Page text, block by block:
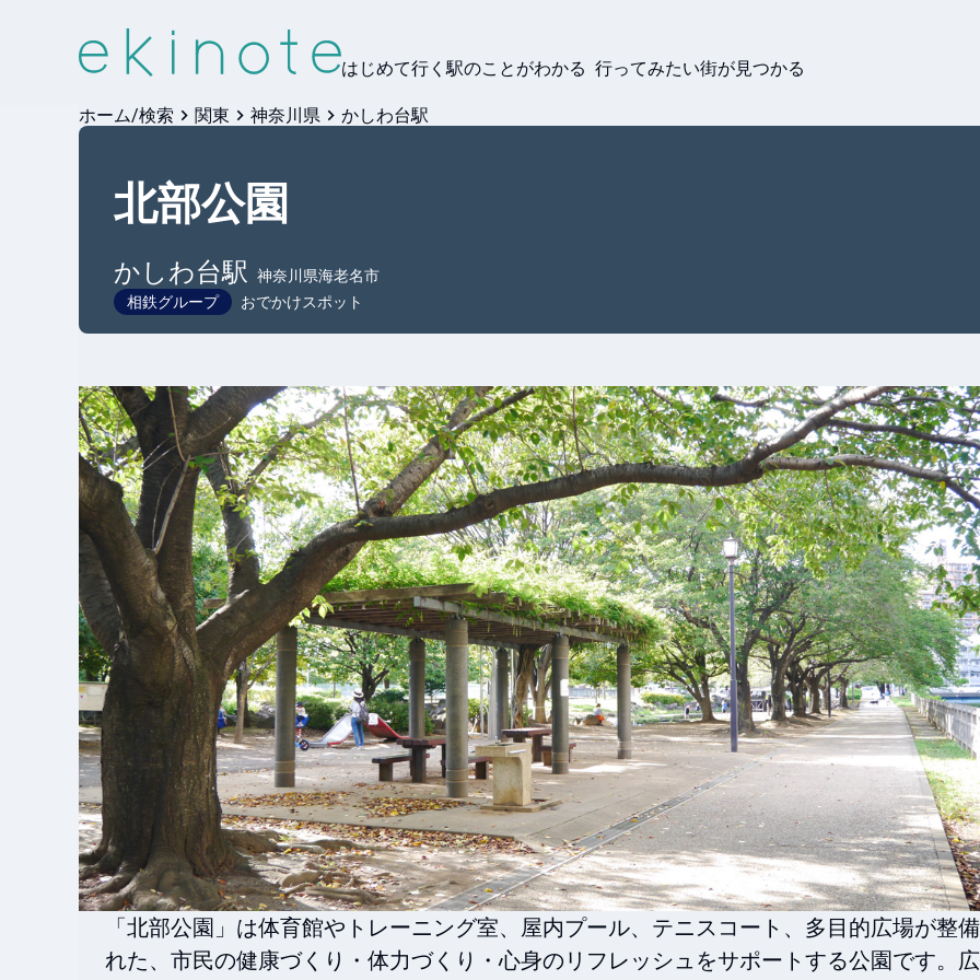
はじめて行く駅のことがわかる 行ってみたい街が見つかる
ホーム/検索 関東 神奈川県 かしわ台駅
北部公園
かしわ台駅
神奈川県海老名市
相鉄グループ
おでかけスポット
「北部公園」は体育館やトレーニング室、屋内プール、テニスコート、多目的広場が整
れた、市民の健康づくり・体力づくり・心身のリフレッシュをサポートする公園です。